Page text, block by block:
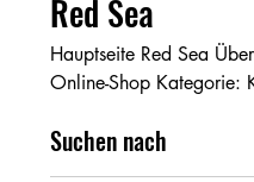
Red Sea
Hauptseite Red Sea Übersicht Red Sea Meerwasseraquarium kaufen | Komplettsets & Zubehör
Online-Shop Kategorie: Komplettsysteme Red Sea MAX & REEFER Aquarien kaufen |
Reef Foundation ABC+ | NO3:PO4-X |
Suchen nach